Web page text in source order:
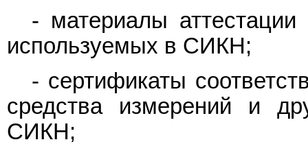
- материалы
используемых в СИКН;
- сертификаты
средства измерений и
СИКН;